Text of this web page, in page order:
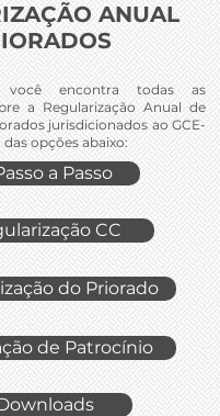
ANUAL
você encontra todas as
a Regularização Anual de
jurisdicionados ao GCE-
opções abaixo:
a Passo
CC
do Priorado
de Patrocínio